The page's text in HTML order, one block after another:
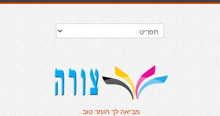
מביאה לך חומר טוב.